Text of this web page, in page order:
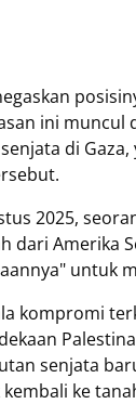
ini
di
2025,
dari Amerika
untuk
kompromi
senjata
ke